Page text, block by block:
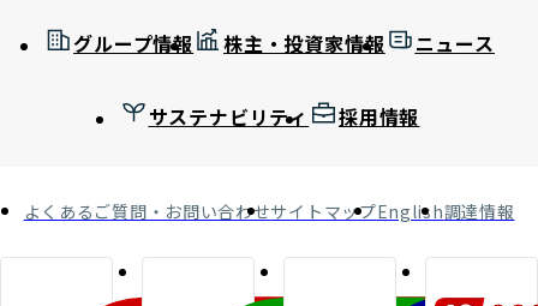
グループ情報 株主・投資家情報 ニュース
サステナビリティ 採用情報
よくあるご質問・お問い合わせサイトマップEnglish調達情報